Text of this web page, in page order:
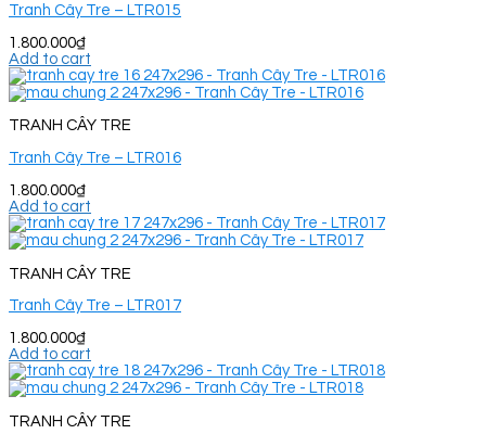
Tranh Cây Tre – LTR015
1.800.000₫
Add to cart
TRANH CÂY TRE
Tranh Cây Tre – LTR016
1.800.000₫
Add to cart
TRANH CÂY TRE
Tranh Cây Tre – LTR017
1.800.000₫
Add to cart
TRANH CÂY TRE